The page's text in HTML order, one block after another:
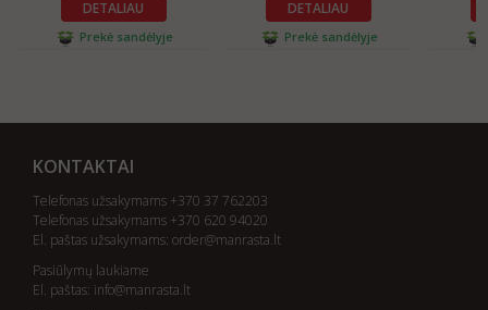
DETALIAU
Prekė sandėlyje
DETALIAU
Prekė sandėlyje
KONTAKTAI
Telefonas užsakymams +370 37 762203
Telefonas užsakymams +370 620 94020
El. paštas užsakymams: order@manrasta.lt
Pasiūlymų laukiame
El. paštas: info@manrasta.lt